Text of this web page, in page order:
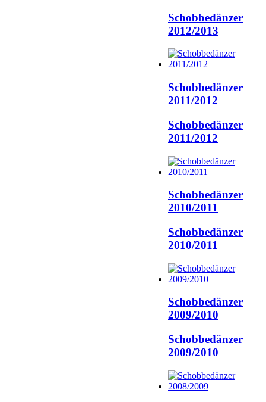
Schobbedänzer
2012/2013
Schobbedänzer
2011/2012
Schobbedänzer
2011/2012
Schobbedänzer
2010/2011
Schobbedänzer
2010/2011
Schobbedänzer
2009/2010
Schobbedänzer
2009/2010